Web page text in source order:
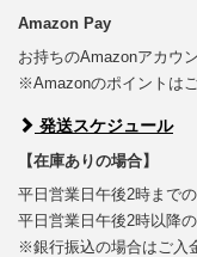
Amazon Pay
お持ちのAmazonアカウ
※Amazonのポイントは
発送スケジュール
【在庫ありの場合】
平日営業日午後2時まで
平日営業日午後2時以降
※銀行振込の場合はご入